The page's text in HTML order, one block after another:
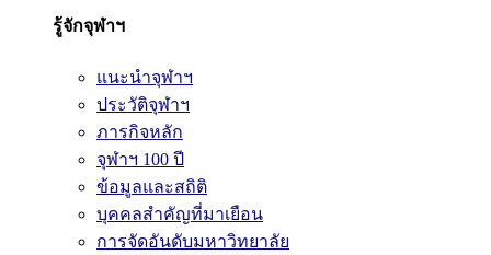
รู้จักจุฬาฯ
แนะนำจุฬาฯ
ประวัติจุฬาฯ
ภารกิจหลัก
จุฬาฯ 100 ปี
ข้อมูลและสถิติ
บุคคลสำคัญที่มาเยือน
การจัดอันดับมหาวิทยาลัย